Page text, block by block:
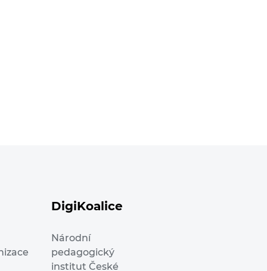
DigiKoalice
Národní
pedagogický
institut České